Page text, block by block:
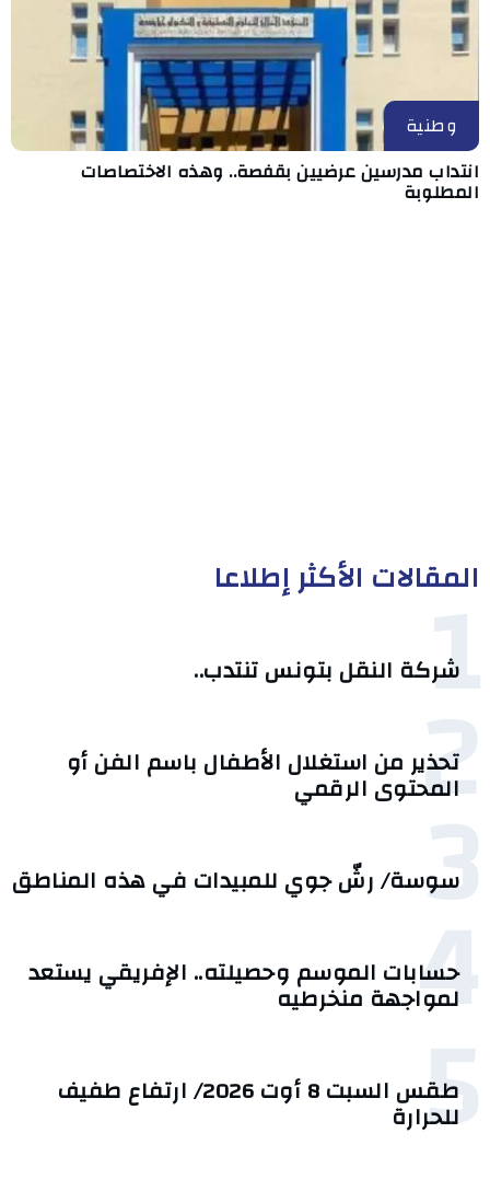
وطنية
انتداب مدرسين عرضيين بقفصة.. وهذه الاختصاصات
المطلوبة
المقالات الأكثر إطلاعا
1
شركة النقل بتونس تنتدب..
2
تحذير من استغلال الأطفال باسم الفن أو
المحتوى الرقمي
3
سوسة/ رشّ جوي للمبيدات في هذه المناطق
4
حسابات الموسم وحصيلته.. الإفريقي يستعد
لمواجهة منخرطيه
5 طقس السبت 8 أوت 2026/ ارتفاع طفيف
للحرارة